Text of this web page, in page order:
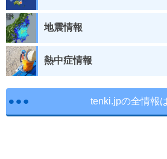
地震情報
熱中症情報
tenki.jpの全情報